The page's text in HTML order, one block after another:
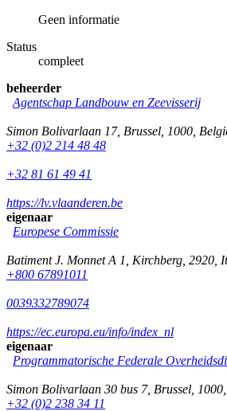
Geen informatie
Status
compleet
beheerder
Agentschap Landbouw en Zeevisserij
Simon Bolivarlaan 17, Brussel 1000
+32 (0)2 214 48 48
+32 81 61 49 41
https://lv.vlaanderen.be
eigenaar
Europese Commissie
Batiment J. Monnet A 1 Kirchberg 2920
+800 67891011
0039332789074
https://ec.europa.eu/info/index_nl
eigenaar
Programmatorische Federale
Simon Bolivarlaan 30 bus 7, Brussel 1000
+32 (0)2 238 34 11